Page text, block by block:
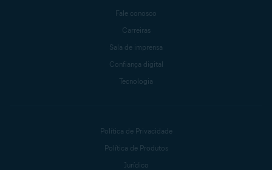
Fale conosco
Carreiras
Sala de imprensa
Confiança digital
Tecnologia
Política de Privacidade
Política de Produtos
Jurídico